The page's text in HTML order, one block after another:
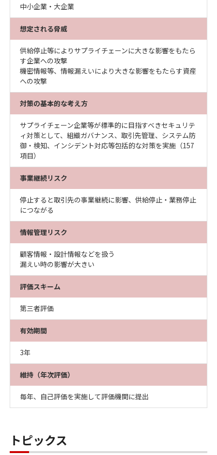
中小企業・大企業
想定される脅威
供給停止等によりサプライチェーンに大きな影響をもたら
す企業への攻撃
機密情報等、情報漏えいにより大きな影響をもたらす資産
への攻撃
対策の基本的な考え方
サプライチェーン企業等が標準的に目指すべきセキュリテ
ィ対策として、組織ガバナンス、取引先管理、システム防
御・検知、インシデント対応等包括的な対策を実施（157
項目）
事業継続リスク
停止すると取引先の事業継続に影響、供給停止・業務停止
につながる
情報管理リスク
顧客情報・設計情報などを扱う
漏えい時の影響が大きい
評価スキーム
第三者評価
有効期間
3年
維持（年次評価）
毎年、自己評価を実施して評価機関に提出
トピックス